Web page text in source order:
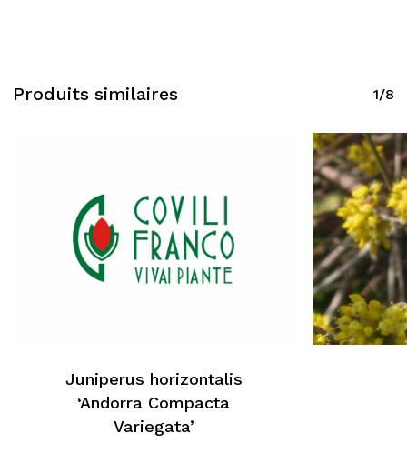
panier
Produits similaires 1/8
Juniperus horizontalis
‘Andorra Compacta
Variegata’